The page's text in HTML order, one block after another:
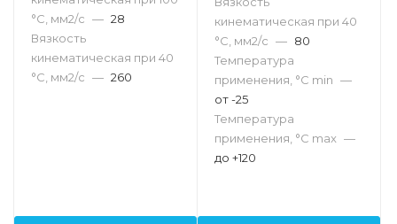
°С, мм2/с — 28
Вязкость
кинематическая при 40
°С, мм2/с — 260
кинематическая при 40
°С, мм2/с — 80
Температура
применения, °С min —
от -25
Температура
применения, °С max —
до +120